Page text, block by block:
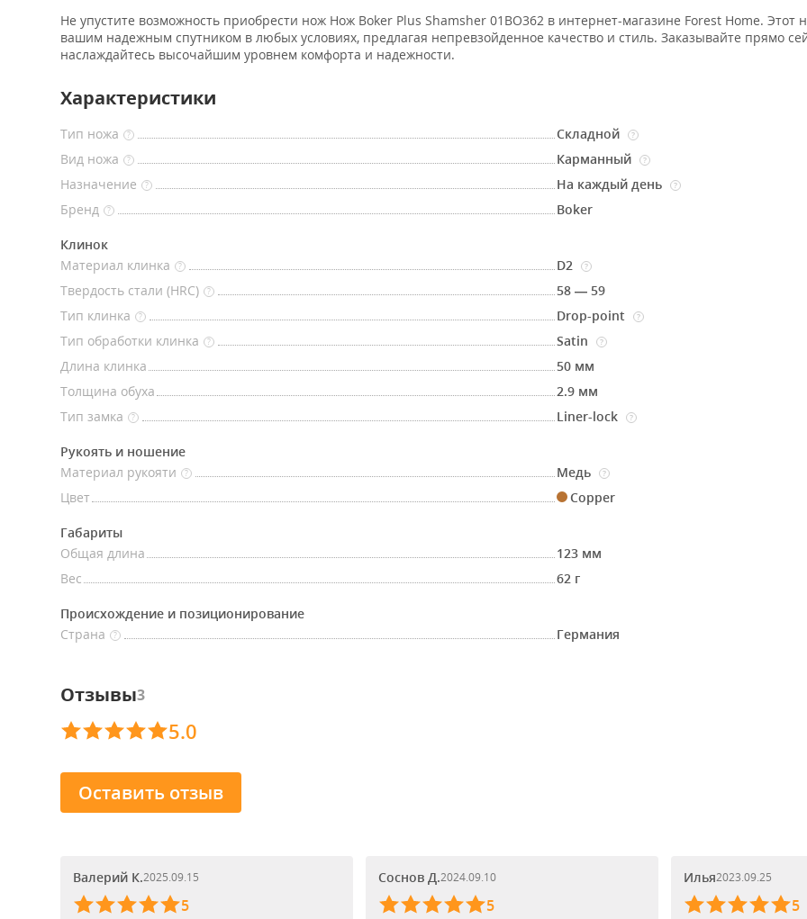
Не упустите возможность приобрести нож Нож Boker Plus Shamsher 01BO362 в интернет-магазине Forest Home. Этот
вашим надежным спутником в любых условиях, предлагая непревзойденное качество и стиль. Заказывайте прямо
наслаждайтесь высочайшим уровнем комфорта и надежности.
Характеристики
Тип ножа ? Складной ?
Вид ножа ? Карманный ?
Назначение ? На каждый день ?
Бренд ? Boker
Клинок
Материал клинка
? D2 ?
Твердость стали (HRC) ?
58 — 59
Тип клинка
? Drop-point ?
Тип обработки клинка ? Satin ?
Длина клинка
50 мм
Толщина обуха
2.9 мм
Тип замка
? Liner-lock ?
Рукоять и ношение
Материал рукояти
? Медь ?
Цвет Copper
Габариты
Общая длина
123 мм
Вес
62 г
Происхождение и позиционирование
Страна
? Германия
Отзывы3
5.0
Оставить отзыв
Валерий К.2025.09.15
5
Соснов Д.2024.09.10
5
Илья2023.09.25
5